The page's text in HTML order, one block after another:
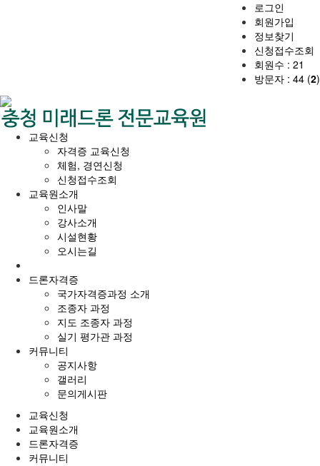
로그인
회원가입
정보찾기
신청접수조회
회원수 : 21
방문자 : 44 (2)
교육신청
자격증 교육신청
체험, 경연신청
신청접수조회
교육원소개
인사말
강사소개
시설현황
오시는길
드론자격증
국가자격증과정 소개
조종자 과정
지도 조종자 과정
실기 평가관 과정
커뮤니티
공지사항
갤러리
문의게시판
교육신청
교육원소개
드론자격증
커뮤니티